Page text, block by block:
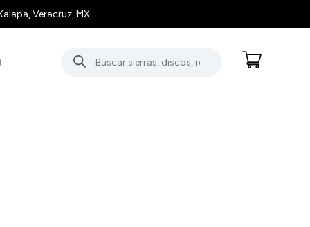
Veracruz, MX
Búsqueda
de